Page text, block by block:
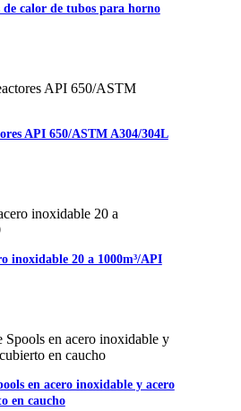
calor de tubos para horno
API 650/ASTM A304/304L
inoxidable 20 a 1000m³/API
en acero inoxidable y acero
en caucho